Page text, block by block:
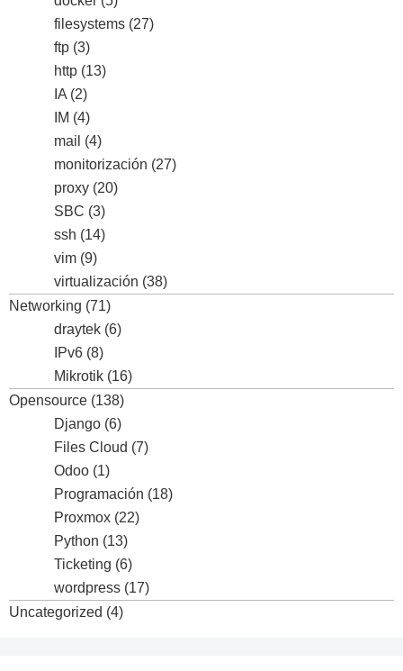
filesystems (27)
ftp (3)
http (13)
IA (2)
IM (4)
mail (4)
monitorización (27)
proxy (20)
SBC (3)
ssh (14)
vim (9)
virtualización (38)
Networking (71)
draytek (6)
IPv6 (8)
Mikrotik (16)
Opensource (138)
Django (6)
Files Cloud (7)
Odoo (1)
Programación (18)
Proxmox (22)
Python (13)
Ticketing (6)
wordpress (17)
Uncategorized (4)